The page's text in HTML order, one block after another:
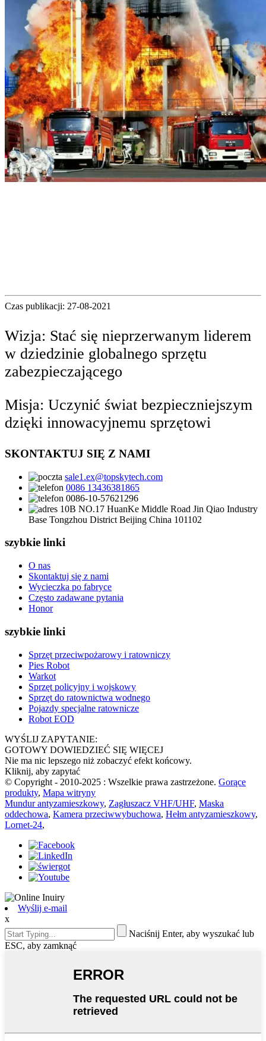
Czas publikacji: 27-08-2021
Wizja: Stać się nieprzerwanym liderem
w dziedzinie globalnego sprzętu
zabezpieczającego
Misja: Uczynić świat bezpieczniejszym
dzięki innowacyjnemu sprzętowi
SKONTAKTUJ SIĘ Z NAMI
sale1.ex@topskytech.com
0086 13436381865
0086-10-57621296
10B NO.17 HuanKe Middle Road Jin Qiao Industry
Base Tongzhou District Beijing China 101102
szybkie linki
O nas
Skontaktuj się z nami
Wycieczka po fabryce
Często zadawane pytania
Honor
szybkie linki
Sprzęt przeciwpożarowy i ratowniczy
Pies Robot
Warkot
Sprzęt policyjny i wojskowy
Sprzęt do ratownictwa wodnego
Pojazdy specjalne ratownicze
Robot EOD
WYŚLIJ ZAPYTANIE:
GOTOWY DOWIEDZIEĆ SIĘ WIĘCEJ
Nie ma nic lepszego niż zobaczyć efekt końcowy.
Kliknij, aby zapytać
© Copyright - 2010-2025 : Wszelkie prawa zastrzeżone. Gorące
produkty, Mapa witryny
Mundur antyzamieszkowy, Zagłuszacz VHF/UHF, Maska
oddechowa, Kamera przeciwwybuchowa, Hełm antyzamieszkowy,
Lornet-24,
Wyślij e-mail
x
Naciśnij Enter, aby wyszukać lub
ESC, aby zamknąć